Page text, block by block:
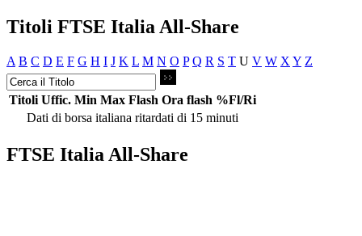
Titoli FTSE Italia All-Share
A B C D E F G H I J K L M N O P Q R S T U V W X Y Z
Titoli Uffic. Min Max Flash Ora flash %Fl/Ri
Dati di borsa italiana ritardati di 15 minuti
FTSE Italia All-Share